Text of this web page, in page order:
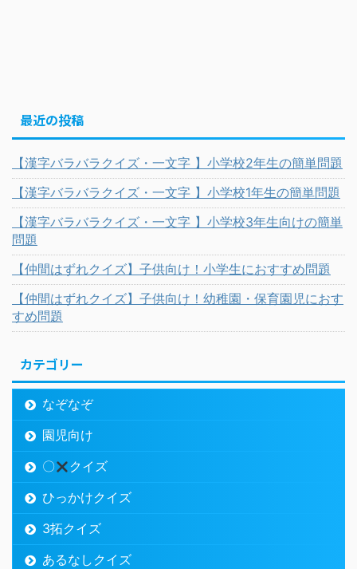
最近の投稿
【漢字バラバラクイズ・一文字 】小学校2年生の簡単問題
【漢字バラバラクイズ・一文字 】小学校1年生の簡単問題
【漢字バラバラクイズ・一文字 】小学校3年生向けの簡単
問題
【仲間はずれクイズ】子供向け！小学生におすすめ問題
【仲間はずれクイズ】子供向け！幼稚園・保育園児におす
すめ問題
カテゴリー
なぞなぞ
園児向け
〇
クイズ
ひっかけクイズ
3拓クイズ
あるなしクイズ